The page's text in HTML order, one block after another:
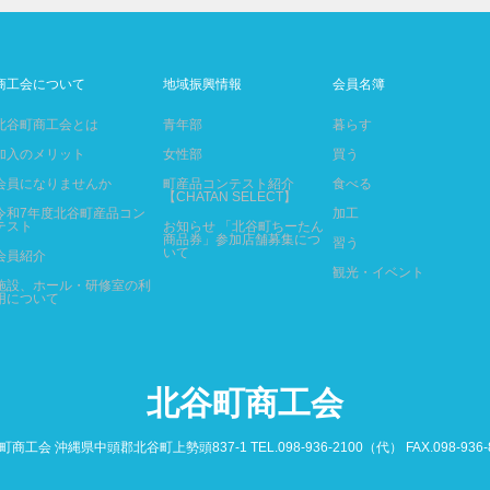
工会について
谷町商工会とは
入のメリット
員になりませんか
和7年度北谷町産品コン
スト
員紹介
設、ホール・研修室の利
について
地域振興情報
青年部
女性部
町産品コンテスト紹介
【CHATAN SELECT】
お知らせ 「北谷町ちーたん
商品券」参加店舗募集につ
いて
会員名簿
暮らす
買う
食べる
加工
習う
観光・イベント
北谷町商工会
商工会 沖縄県中頭郡北谷町上勢頭837-1 TEL.098-936-2100（代） FAX.098-